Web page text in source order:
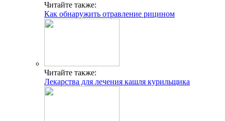
Читайте также:
Как обнаружить отравление рицином
Читайте также:
Лекарства для лечения кашля курильщика